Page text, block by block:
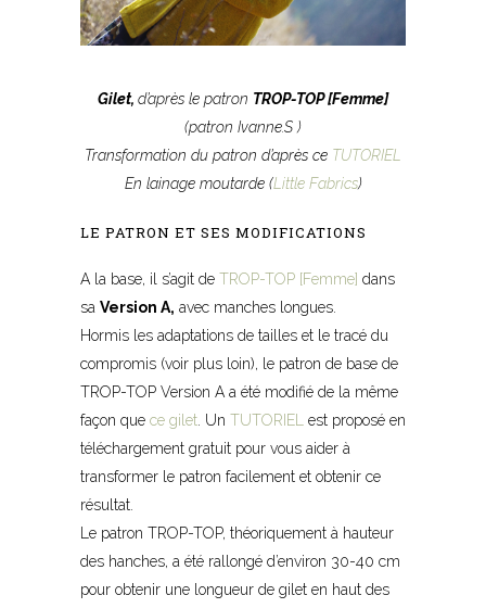
Gilet, d’après le patron TROP-TOP [Femme]
(patron Ivanne.S )
Transformation du patron d’après ce TUTORIEL
En lainage moutarde (Little Fabrics)
LE PATRON ET SES MODIFICATIONS
A la base, il s’agit de TROP-TOP [Femme] dans
sa Version A, avec manches longues.
Hormis les adaptations de tailles et le tracé du
compromis (voir plus loin), le patron de base de
TROP-TOP Version A a été modifié de la même
façon que ce gilet . Un TUTORIEL est proposé en
téléchargement gratuit pour vous aider à
transformer le patron facilement et obtenir ce
résultat.
Le patron TROP-TOP, théoriquement à hauteur
des hanches, a été rallongé d’environ 30-40 cm
pour obtenir une longueur de gilet en haut des